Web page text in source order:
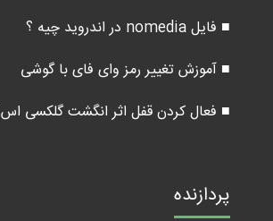
■ فایل nomedia در اندروید چیه ؟
■ آموزش تغییر رمز وای فای با گوشی
■ فعال کردن قفل اثر انگشت گلکسی اس 7
پردازنده